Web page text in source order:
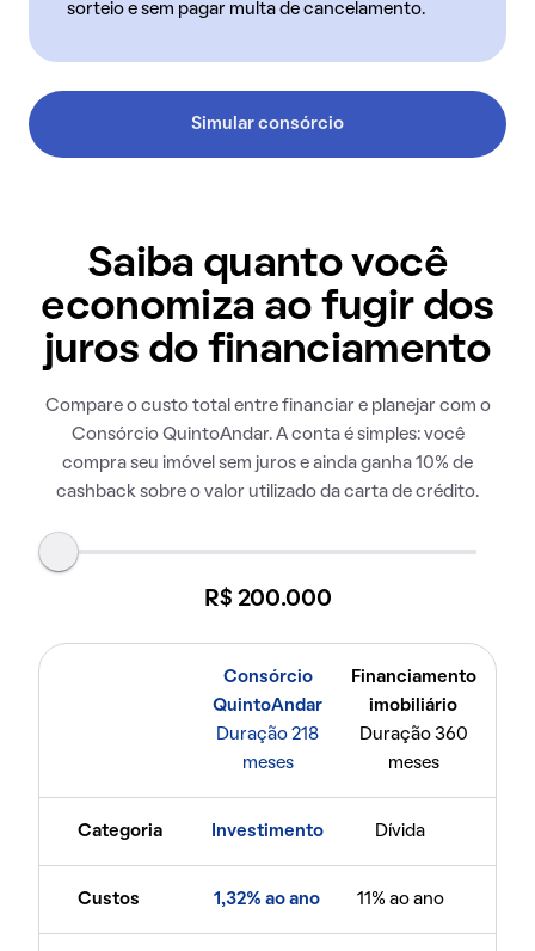
sorteio e sem pagar multa de cancelamento.
Simular consórcio
Saiba quanto você
economiza ao fugir dos
juros do financiamento
Compare o custo total entre financiar e planejar com o
Consórcio QuintoAndar. A conta é simples: você
compra seu imóvel sem juros e ainda ganha 10% de
cashback sobre o valor utilizado da carta de crédito.
R$ 200.000
Consórcio
QuintoAndar
Duração 218
meses
Financiamento
imobiliário
Duração 360
meses
Categoria Investimento Dívida
Custos 1,32% ao ano 11% ao ano